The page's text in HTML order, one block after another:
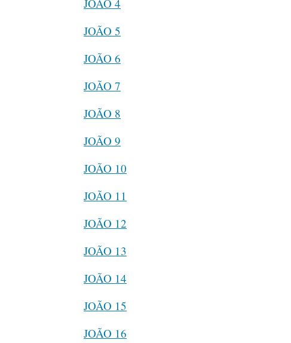
JOÃO 4
JOÃO 5
JOÃO 6
JOÃO 7
JOÃO 8
JOÃO 9
JOÃO 10
JOÃO 11
JOÃO 12
JOÃO 13
JOÃO 14
JOÃO 15
JOÃO 16